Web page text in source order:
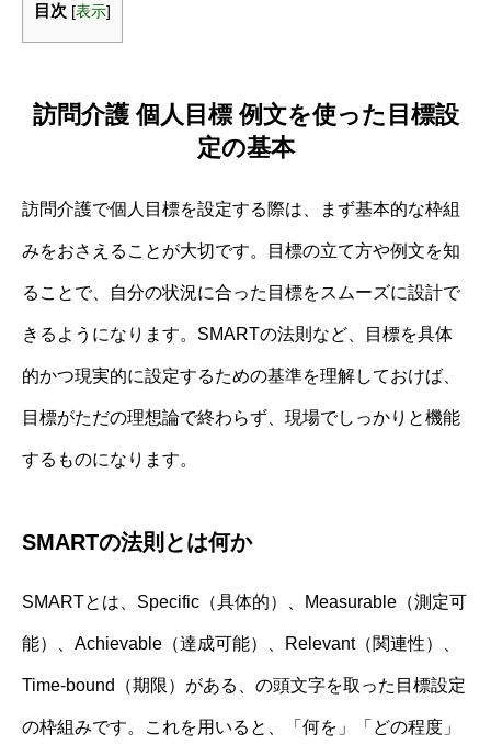
目次 [表示]
訪問介護 個人目標 例文を使った目標設
定の基本
訪問介護で個人目標を設定する際は、まず基本的な枠組
みをおさえることが大切です。目標の立て方や例文を知
ることで、自分の状況に合った目標をスムーズに設計で
きるようになります。SMARTの法則など、目標を具体
的かつ現実的に設定するための基準を理解しておけば、
目標がただの理想論で終わらず、現場でしっかりと機能
するものになります。
SMARTの法則とは何か
SMARTとは、Specific（具体的）、Measurable（測定可
能）、Achievable（達成可能）、Relevant（関連性）、
Time-bound（期限）がある、の頭文字を取った目標設定
の枠組みです。これを用いると、「何を」「どの程度」